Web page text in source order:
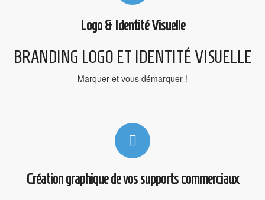
Logo & Identité Visuelle
BRANDING LOGO ET IDENTITÉ VISUELLE
Marquer et vous démarquer !
Création graphique de vos supports commerciaux